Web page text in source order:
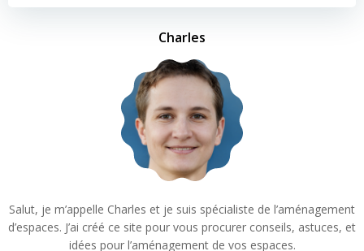
Charles
Salut, je m’appelle Charles et je suis spécialiste de l’aménagement
d’espaces. J’ai créé ce site pour vous procurer conseils, astuces, et
idées pour l’aménagement de vos espaces.